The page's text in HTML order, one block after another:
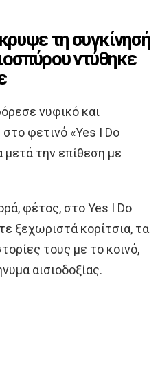
τη συγκίνησή
ντύθηκε
νυφικό και
φετινό «Yes I Do
μετά την επίθεση με
φέτος, στο Yes I Do
ξεχωριστά κορίτσια, τα
τους με το κοινό,
αισιοδοξίας.